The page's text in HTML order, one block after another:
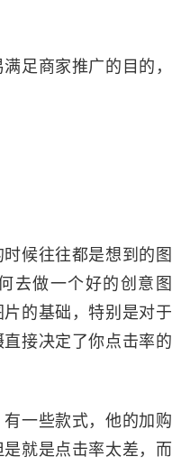
足商家推广的目的，
时候往往都是想到的图
去做一个好的创意图
的基础，特别是对于
接决定了你点击率的
一些款式，他的加购
就是点击率太差，而